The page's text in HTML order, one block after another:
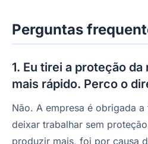
Perguntas
1. Eu tirei a proteção da
mais rápido. Perco o
Não. A empresa é obrigada
deixar trabalhar sem
produzir mais, foi por causa